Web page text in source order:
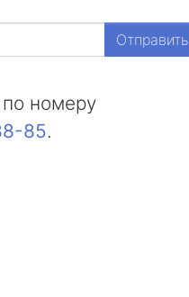
Отправить
номеру
85.